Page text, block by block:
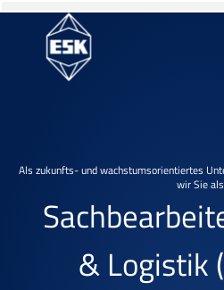
Als zukunfts- und wachstumsorientiertes
wir Sie als
& Logistik